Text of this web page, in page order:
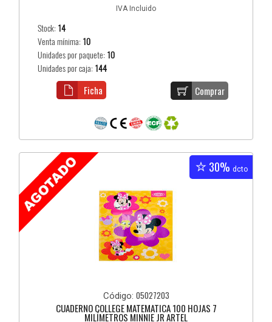
IVA Incluido
Stock: 14
Venta mínima: 10
Unidades por paquete: 10
Unidades por caja: 144
Comprar
Ficha
30% dcto
Código: 05027203
CUADERNO COLLEGE MATEMATICA 100 HOJAS 7
MILÍMETROS MINNIE JR ARTEL